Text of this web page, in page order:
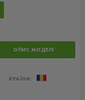
ОПИС МОДЕЛІ
КРАЇНА: